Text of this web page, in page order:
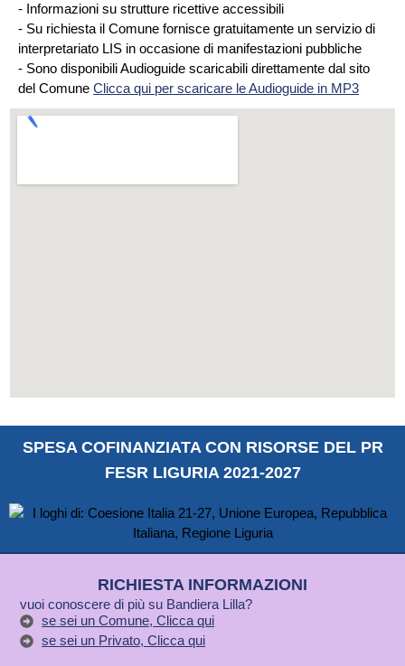
- Informazioni su strutture ricettive accessibili
- Su richiesta il Comune fornisce gratuitamente un servizio di
interpretariato LIS in occasione di manifestazioni pubbliche
- Sono disponibili Audioguide scaricabili direttamente dal sito
del Comune Clicca qui per scaricare le Audioguide in MP3
SPESA COFINANZIATA CON RISORSE DEL PR
FESR LIGURIA 2021-2027
RICHIESTA INFORMAZIONI
vuoi conoscere di più su Bandiera Lilla?
se sei un Comune, Clicca qui
se sei un Privato, Clicca qui